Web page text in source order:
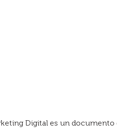
Digital es un